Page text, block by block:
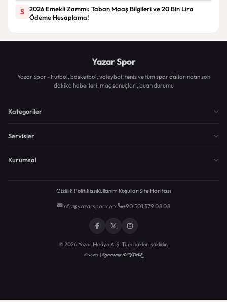
5
2026 Emekli Zammı: Taban Maaş Bilgileri ve 20 Bin Lira
Ödeme Hesaplama!
Yazar Spor
Yazar Spor - Futbol, basketbol, voleybol, tenis ve tüm spor dallarından son
dakika haberleri, maç sonuçları, puan durumu
Kategoriler
Servisler
Kurumsal
Gizlilik PolitikasıKullanım KoşullarıSite Haritası
info@yazarspor.com +90 501 379 08 08
© 2026 Yazar Medya A.Ş. Tüm hakları saklıdır.
eNews |Egemen KEYDAL